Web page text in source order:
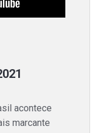
acontece
marcante